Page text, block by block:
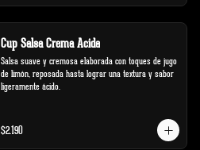
Cup Salsa Crema Acida
Salsa suave y cremosa elaborada con toques de jugo
de limón, reposada hasta lograr una textura y sabor
ligeramente ácido.
$2.190